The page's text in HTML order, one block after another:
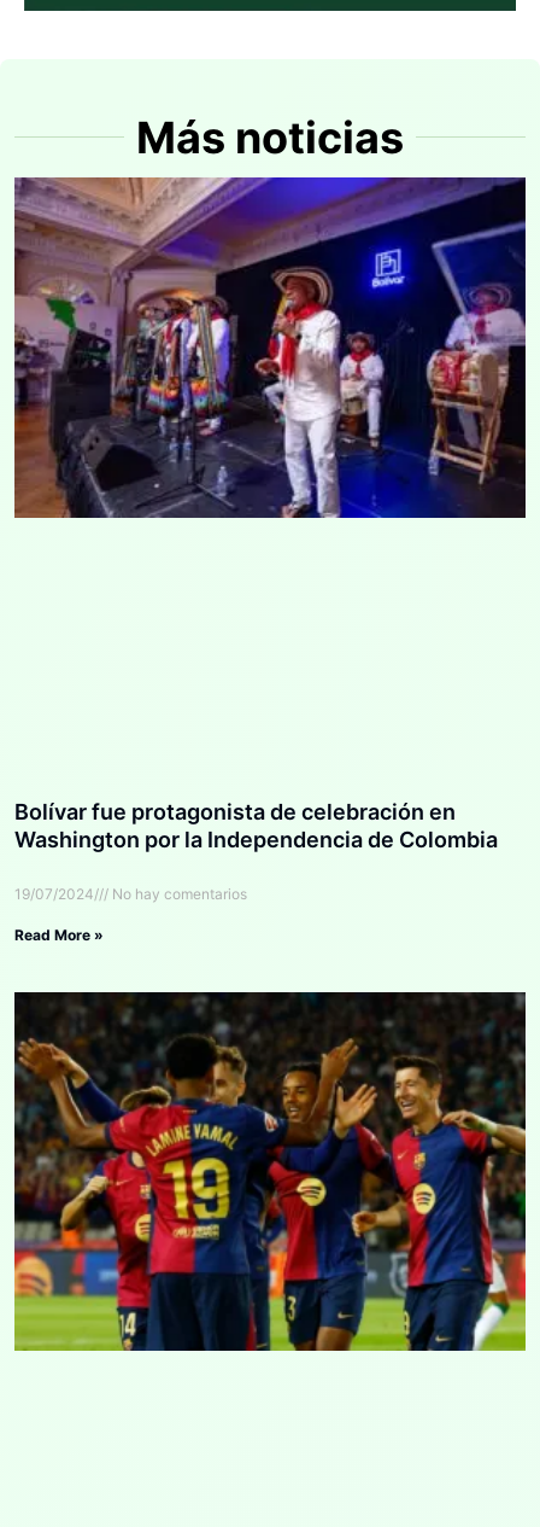
Más noticias
Bolívar fue protagonista de celebración en
Washington por la Independencia de Colombia
19/07/2024 No hay comentarios
Read More »